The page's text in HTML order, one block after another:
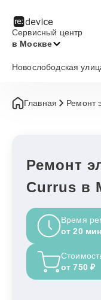
Сервисный центр
в Москве
Новослободская
Главная Ремонт
Ремонт
Currus в
Время
от 20
от 750 ₽